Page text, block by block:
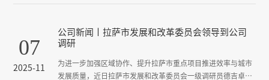
07
2025-11
公司新闻丨拉萨市发展和改革委员会领导到公司
调研
为进一步加强区域协作、提升拉萨市重点项目推进效率与城市
发展质量，近日拉萨市发展和改革委员会一级调研员德吉卓嘎